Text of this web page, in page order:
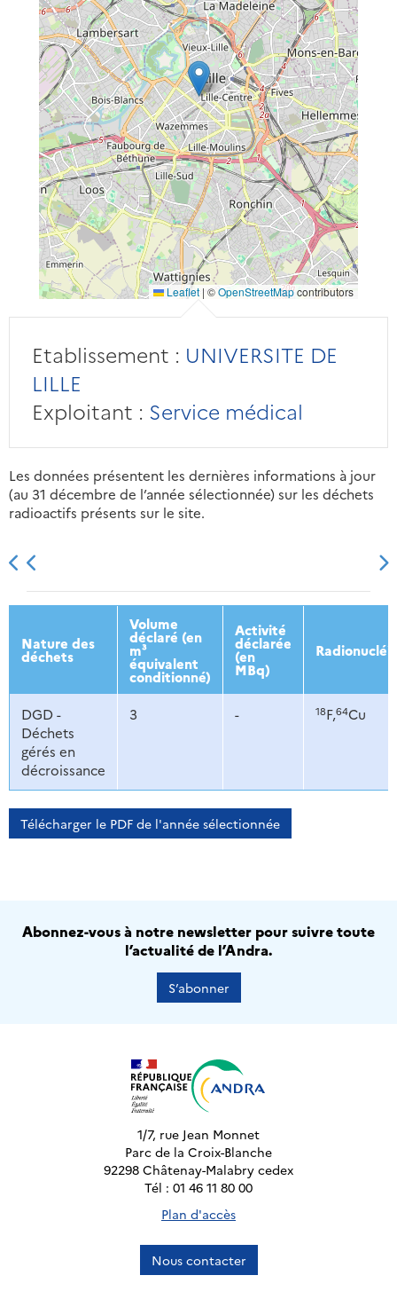
Leaflet | ©OpenStreetMapcontributors
Etablissement : UNIVERSITE DE
LILLE
Exploitant : Service médical
Les données présentent les dernières informations à jour
(au 31 décembre de l’année sélectionnée) sur les déchets
radioactifs présents sur le site.
2013 2014 2015 2016
Nature des
déchets
Volume
déclaré (en
m³
équivalent
conditionné)
Activité
déclarée
(en
MBq)
DGD -
Déchets
gérés en
décroissance
3 - 18F,64Cu
Télécharger le PDF de l'année sélectionnée
Abonnez-vous à notre newsletter pour suivre toute
l’actualité de l’Andra.
S’abonner
1/7, rue Jean Monnet
Parc de la Croix-Blanche
92298 Châtenay-Malabry cedex
Tél : 01 46 11 80 00
Plan d'accès
Nous contacter